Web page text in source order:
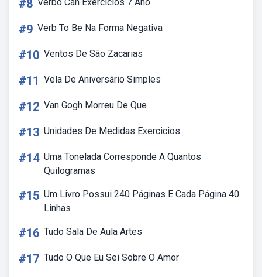
#8
#9 Verb To Be Na Forma Negativa
#10 Ventos De São Zacarias
#11 Vela De Aniversário Simples
#12 Van Gogh Morreu De Que
#13 Unidades De Medidas Exercicios
#14 Uma Tonelada Corresponde A Quantos
Quilogramas
#15 Um Livro Possui 240 Páginas E Cada Página 40
Linhas
#16 Tudo Sala De Aula Artes
#17 Tudo O Que Eu Sei Sobre O Amor